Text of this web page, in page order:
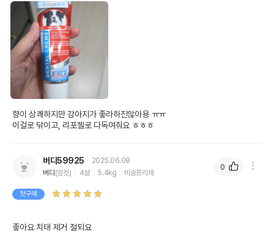
향이 상쾌하지만 강아지가 좋라하진않아용 ㅠㅠ
이걸로 닦이고, 리포젤로 다독여줘요 ㅎㅎㅎ
버디59925
2025.06.08
버디 (암컷) 4살 5.4kg 비숑프리제
첫구매
좋아요 치태 제거 절되요
0